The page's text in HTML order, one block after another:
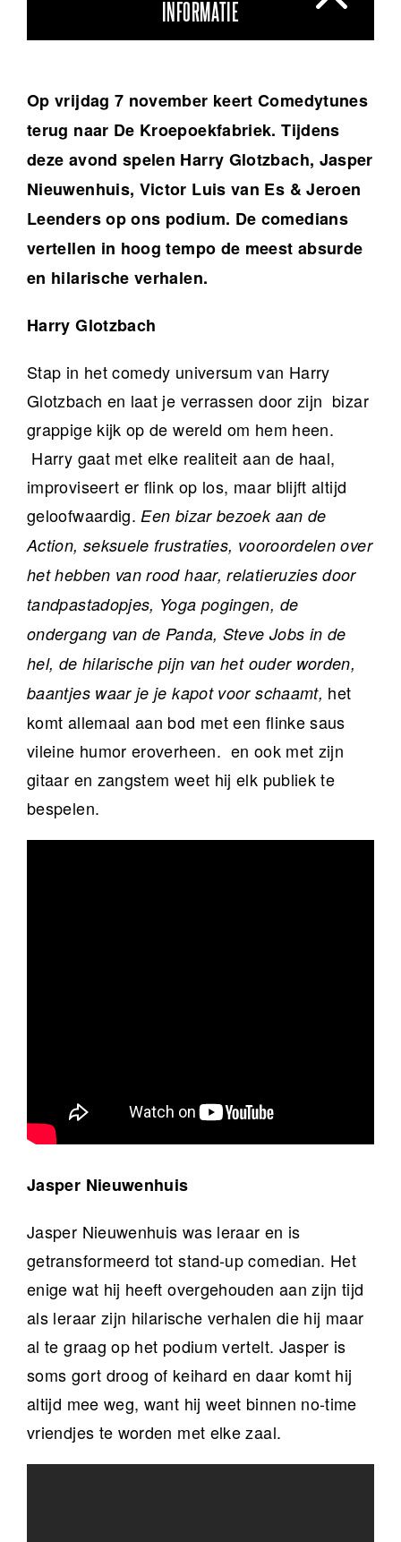
INFORMATIE
Op vrijdag 7 november keert Comedytunes
terug naar De Kroepoekfabriek. Tijdens
deze avond spelen Harry Glotzbach, Jasper
Nieuwenhuis, Victor Luis van Es & Jeroen
Leenders op ons podium. De comedians
vertellen in hoog tempo de meest absurde
en hilarische verhalen.
Harry Glotzbach
Stap in het comedy universum van Harry
Glotzbach en laat je verrassen door zijn bizar
grappige kijk op de wereld om hem heen.
Harry gaat met elke realiteit aan de haal,
improviseert er flink op los, maar blijft altijd
geloofwaardig. Een bizar bezoek aan de
Action, seksuele frustraties, vooroordelen over
het hebben van rood haar, relatieruzies door
tandpastadopjes, Yoga pogingen, de
ondergang van de Panda, Steve Jobs in de
hel, de hilarische pijn van het ouder worden,
baantjes waar je je kapot voor schaamt, het
komt allemaal aan bod met een flinke saus
vileine humor eroverheen. en ook met zijn
gitaar en zangstem weet hij elk publiek te
bespelen.
Jasper Nieuwenhuis
Jasper Nieuwenhuis was leraar en is
getransformeerd tot stand-up comedian. Het
enige wat hij heeft overgehouden aan zijn tijd
als leraar zijn hilarische verhalen die hij maar
al te graag op het podium vertelt. Jasper is
soms gort droog of keihard en daar komt hij
altijd mee weg, want hij weet binnen no-time
vriendjes te worden met elke zaal.